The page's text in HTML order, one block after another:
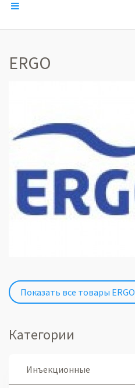
ERGO
Показать все товары ERGO
Категории
Инъекционные